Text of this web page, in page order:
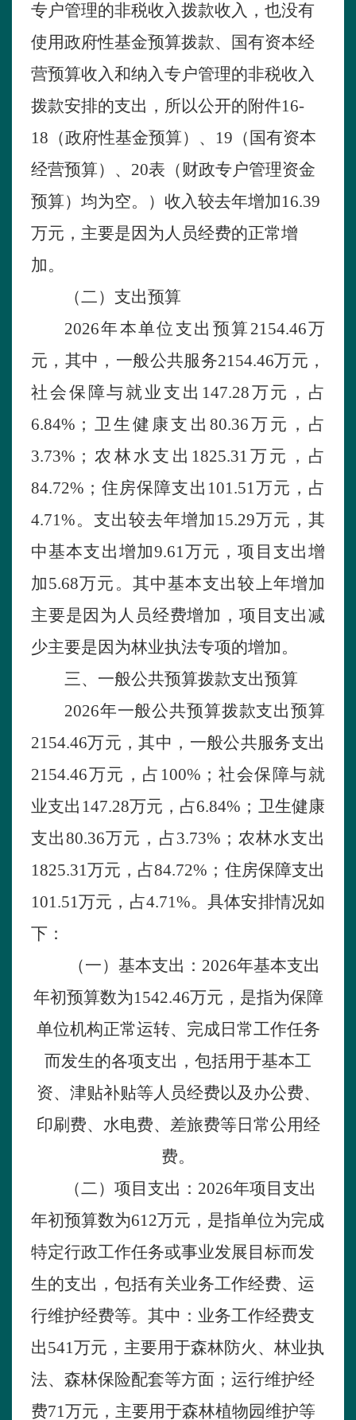
专户管理的非税收入拨款收入，也没有
使用政府性基金预算拨款、国有资本经
营预算收入和纳入专户管理的非税收入
拨款安排的支出，所以公开的附件16-
18（政府性基金预算）、19（国有资本
经营预算）、20表（财政专户管理资金
预算）均为空。）收入较去年增加16.39
万元，主要是因为 人员经费的正常增
加。
（二）支出预算
2026年本单位 支出预算 2154.46万
元，其中，一般公共服务2154.46万元，
社会保障与就业支出 147.28万元，占
6.84%； 卫生健康支出 80.36万元，占
3.73%； 农林水支出 1825.31万元，占
84.72%； 住房保障支出 101.51万元，占
4.71%。 支出较去年增加 15.29万元，其
中基本支出增加9.61万元，项目支出增
加5.68万元。其中基本支出较上年增加
主要是因为人员经费增加，项目支出减
少主要是因为林业执法专项的增加。
三、一般公共预算拨款支出预算
2026年一般公共预算拨款支出预算
2154.46万元，其中 ，一般公共服务支出
2154.46万元，占100% ； 社会保障与就
业支出 147.28万元，占6.84%； 卫生健康
支出80.36万元，占3.73%； 农林水支出
1825.31万元，占84.72%； 住房保障支出
101.51万元，占4.71%。具体安排情况如
下：
（一）基本支出： 2026年基本支出
年初预算数为1542.46万元，是指为保障
单位机构正常运转、完成日常工作任务
而发生的各项支出，包括用于基本工
资、津贴补贴等人员经费以及办公费、
印刷费、水电费、差旅费等日常公用经
费。
（二）项目支出： 2026年项目支出
年初预算数为612万元，是指单位为完成
特定行政工作任务或事业发展目标而发
生的支出，包括有关业务工作经费、运
行维护经费等。其中：业务工作经费支
出541万元，主要用于森林防火 、林业执
法、 森林保险配套等方面；运行维护经
费71万元，主要用于森林植物园维护等